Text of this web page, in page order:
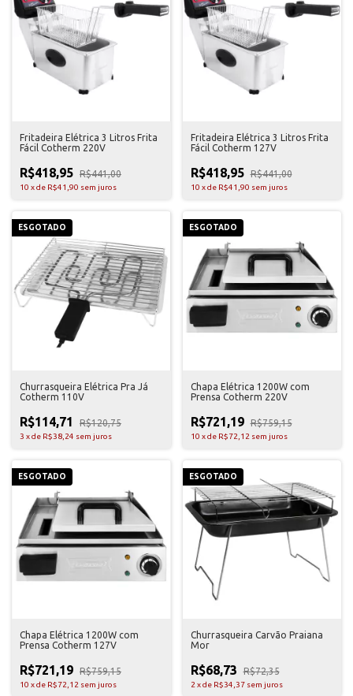
Fritadeira Elétrica 3 Litros Frita
Fácil Cotherm 220V
R$418,95 R$441,00
10 xde R$41,90 sem juros
Fritadeira Elétrica 3 Litros Frita
Fácil Cotherm 127V
R$418,95 R$441,00
10 xde R$41,90 sem juros
ESGOTADO
Churrasqueira Elétrica Pra Já
Cotherm 110V
R$114,71 R$120,75
3 xde R$38,24 sem juros
ESGOTADO
Chapa Elétrica 1200W com
Prensa Cotherm 220V
R$721,19 R$759,15
10 xde R$72,12 sem juros
ESGOTADO
Chapa Elétrica 1200W com
Prensa Cotherm 127V
R$721,19 R$759,15
10 xde R$72,12 sem juros
ESGOTADO
Churrasqueira Carvão Praiana
Mor
R$68,73 R$72,35
2 xde R$34,37 sem juros